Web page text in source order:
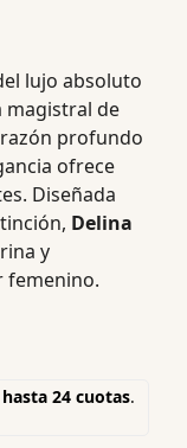
lujo absoluto
magistral de
profundo
ofrece
Diseñada
Delina
y
femenino.